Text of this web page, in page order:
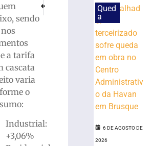
sendo
a tarifa
cascata
varia
o
Industrial:
+3,06%
ANA chama atenção para
SC cria 4,2 mil vagas de emprego no mês
dos
Pais
agosto
2026
Qued
a
6 DE AGOSTO DE
2026